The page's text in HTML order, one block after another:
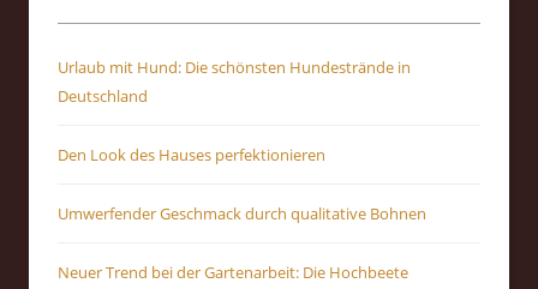
Urlaub mit Hund: Die schönsten Hundestrände in
Deutschland
Den Look des Hauses perfektionieren
Umwerfender Geschmack durch qualitative Bohnen
Neuer Trend bei der Gartenarbeit: Die Hochbeete